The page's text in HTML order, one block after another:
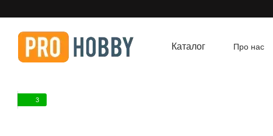
Каталог Про нас
3